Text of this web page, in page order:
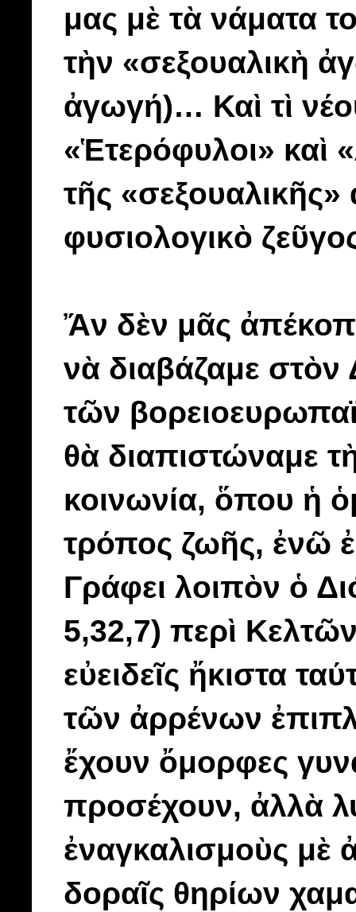
μας μὲ τὰ νάματα
τὴν «σεξουαλικὴ
ἀγωγή)… Καὶ τὶ
«Ἑτερόφυλοι» καὶ
τῆς «σεξουαλικῆς»
φυσιολογικὸ
Ἄν δὲν μᾶς
νὰ διαβάζαμε στὸν
τῶν
θὰ διαπιστώναμε
κοινωνία, ὅπου ἡ
τρόπος ζωῆς, ἐνῶ
Γράφει λοιπὸν ὁ
5,32,7) περὶ
εὐειδεῖς ἤκιστα
τῶν ἀρρένων
ἔχουν ὄμορφες
προσέχουν, ἀλλὰ
ἐναγκαλισμοὺς μὲ
δοραῖς θηρίων